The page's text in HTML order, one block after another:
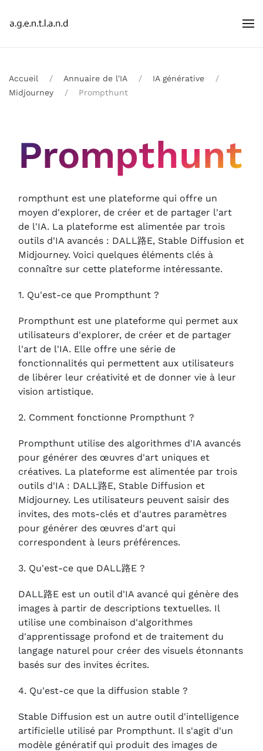
Accueil Annuaire de l'IA
IA générative
Midjourney
Prompthunt
Prompthunt
rompthunt est une plateforme qui offre un
moyen d'explorer, de créer et de partager l'art
de l'IA. La plateforme est alimentée par trois
outils d'IA avancés : DALL路E, Stable Diffusion et
Midjourney. Voici quelques éléments clés à
connaître sur cette plateforme intéressante.
1. Qu'est-ce que Prompthunt ?
Prompthunt est une plateforme qui permet aux
utilisateurs d'explorer, de créer et de partager
l'art de l'IA. Elle offre une série de
fonctionnalités qui permettent aux utilisateurs
de libérer leur créativité et de donner vie à leur
vision artistique.
2. Comment fonctionne Prompthunt ?
Prompthunt utilise des algorithmes d'IA avancés
pour générer des œuvres d'art uniques et
créatives. La plateforme est alimentée par trois
outils d'IA : DALL路E, Stable Diffusion et
Midjourney. Les utilisateurs peuvent saisir des
invites, des mots-clés et d'autres paramètres
pour générer des œuvres d'art qui
correspondent à leurs préférences.
3. Qu'est-ce que DALL路E ?
DALL路E est un outil d'IA avancé qui génère des
images à partir de descriptions textuelles. Il
utilise une combinaison d'algorithmes
d'apprentissage profond et de traitement du
langage naturel pour créer des visuels étonnants
basés sur des invites écrites.
4. Qu'est-ce que la diffusion stable ?
Stable Diffusion est un autre outil d'intelligence
artificielle utilisé par Prompthunt. Il s'agit d'un
modèle génératif qui produit des images de